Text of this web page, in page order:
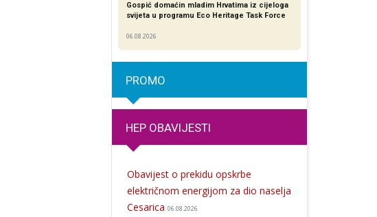
Gospić domaćin mladim Hrvatima iz cijeloga
svijeta u programu Eco Heritage Task Force
06.08.2026
PROMO
HEP OBAVIJESTI
Obavijest o prekidu opskrbe
električnom energijom za dio naselja
Cesarica 06.08.2026